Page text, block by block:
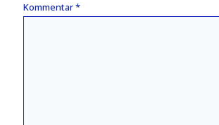
Kommentar*